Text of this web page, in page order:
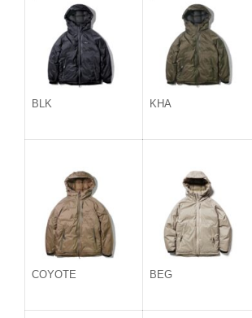
BLK KHA
COYOTE BEG